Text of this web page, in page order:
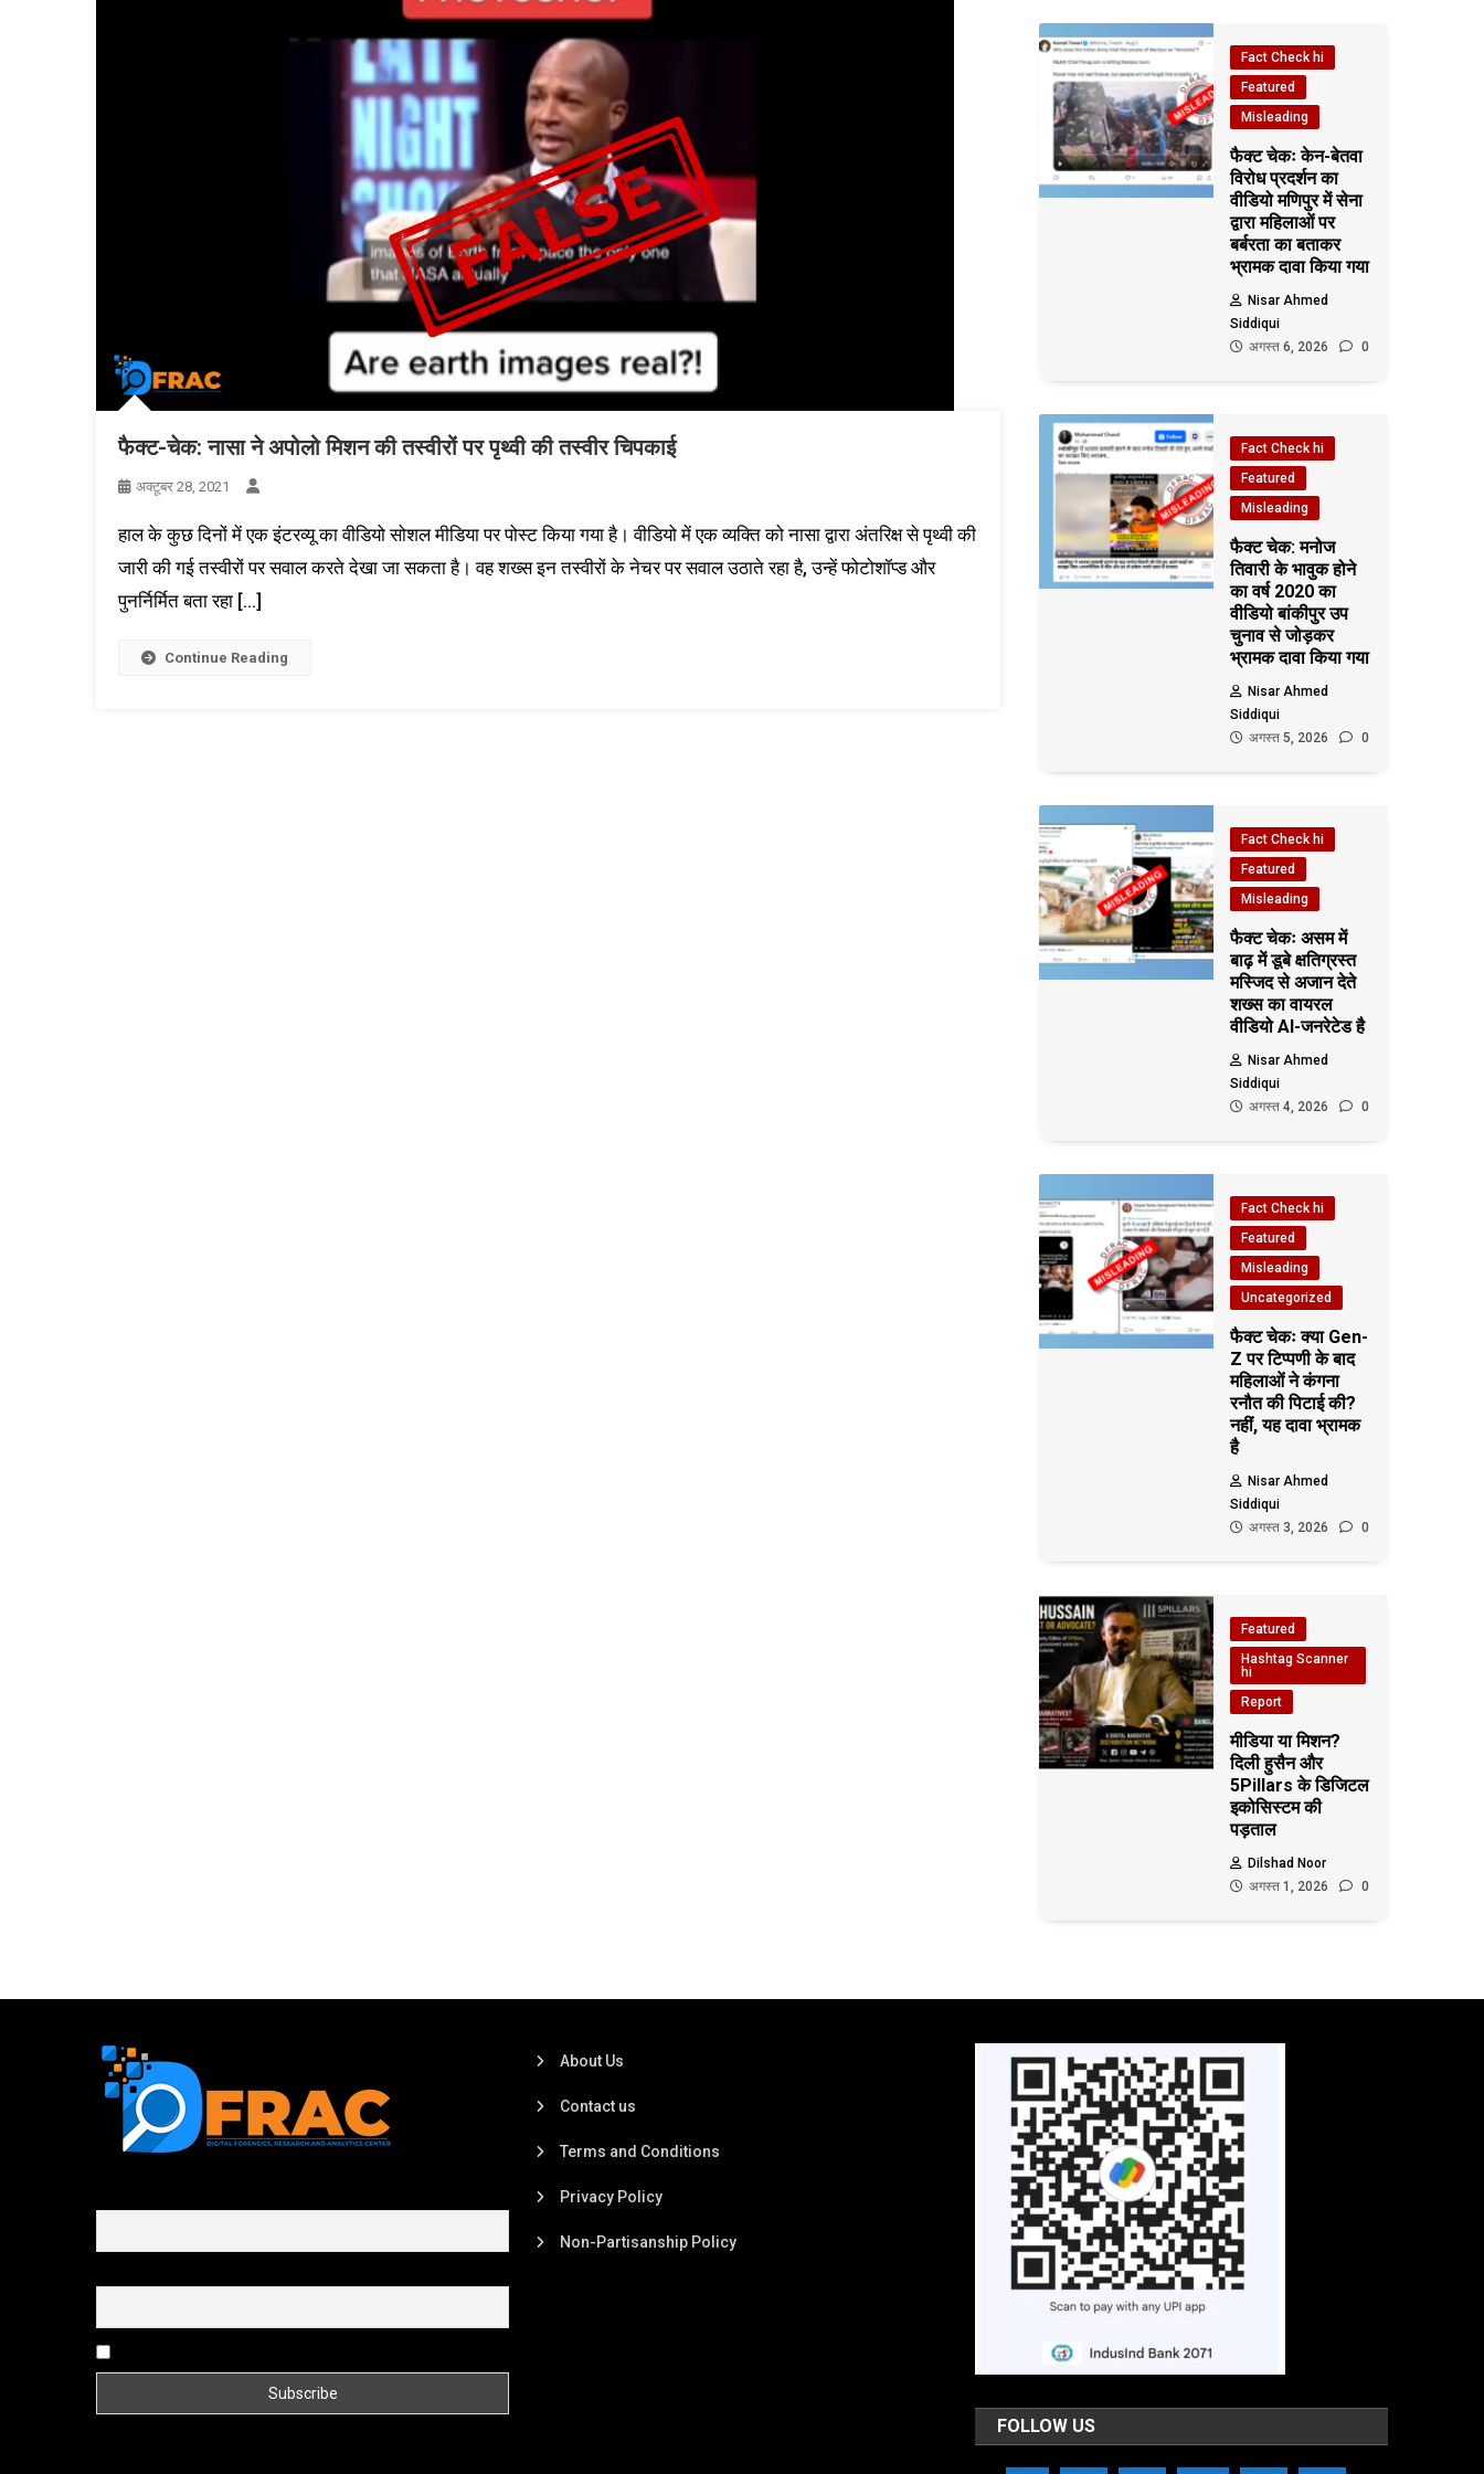
फैक्ट-चेक: नासा ने अपोलो मिशन की तस्वीरों पर पृथ्वी की तस्वीर चिपकाई
अक्टूबर 28, 2021
हाल के कुछ दिनों में एक इंटरव्यू का वीडियो सोशल मीडिया पर पोस्ट किया गया है। वीडियो में एक व्यक्ति को नासा द्वारा अंतरिक्ष से पृथ्वी की
जारी की गई तस्वीरों पर सवाल करते देखा जा सकता है। वह शख्स इन तस्वीरों के नेचर पर सवाल उठाते रहा है, उन्हें फोटोशॉप्ड और
पुनर्निर्मित बता रहा […]
Continue Reading
Fact Check hi
Featured
Misleading
फैक्ट चेकः केन-बेतवा
विरोध प्रदर्शन का
वीडियो मणिपुर में सेना
द्वारा महिलाओं पर
बर्बरता का बताकर
भ्रामक दावा किया गया
Nisar Ahmed
Siddiqui
अगस्त 6, 2026
0
Fact Check hi
Featured
Misleading
फैक्ट चेक: मनोज
तिवारी के भावुक होने
का वर्ष 2020 का
वीडियो बांकीपुर उप
चुनाव से जोड़कर
भ्रामक दावा किया गया
Nisar Ahmed
Siddiqui
अगस्त 5, 2026
0
Fact Check hi
Featured
Misleading
फैक्ट चेकः असम में
बाढ़ में डूबे क्षतिग्रस्त
मस्जिद से अजान देते
शख्स का वायरल
वीडियो AI-जनरेटेड है
Nisar Ahmed
Siddiqui
अगस्त 4, 2026
0
Fact Check hi
Featured
Misleading
Uncategorized
फैक्ट चेकः क्या Gen-
Z पर टिप्पणी के बाद
महिलाओं ने कंगना
रनौत की पिटाई की?
नहीं, यह दावा भ्रामक
है
Nisar Ahmed
Siddiqui
अगस्त 3, 2026
0
Featured
Hashtag Scanner
hi
Report
मीडिया या मिशन?
दिली हुसैन और
5Pillars के डिजिटल
इकोसिस्टम की
पड़ताल
Dilshad Noor
अगस्त 1, 2026
0
About Us
Contact us
Terms and Conditions
Privacy Policy
Non-Partisanship Policy
FOLLOW US